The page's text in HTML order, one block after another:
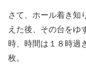
さて、ホール着き知
えた後、その台をゆ
時、時間は１８時過
枚。